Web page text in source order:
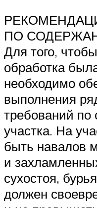
ПО
Для того,
обработка
необходимо
выполнения
требований
участка. На
быть навалов
и
сухостоя,
должен